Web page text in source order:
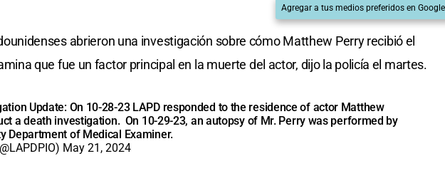
Agregar a tus medios preferidos en Google
abrieron una investigación sobre cómo Matthew Perry recibió el
que fue un factor principal en la muerte del actor, dijo la policía el martes.
Update: On 10-28-23 LAPD responded to the residence of actor Matthew
a death investigation. On 10-29-23, an autopsy of Mr. Perry was performed by
Department of Medical Examiner.
May 21, 2024